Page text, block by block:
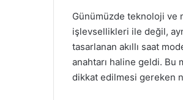
Günümüzde teknoloji ve
işlevsellikleri ile değil,
tasarlanan akıllı saat
anahtarı haline geldi. Bu
dikkat edilmesi gereken